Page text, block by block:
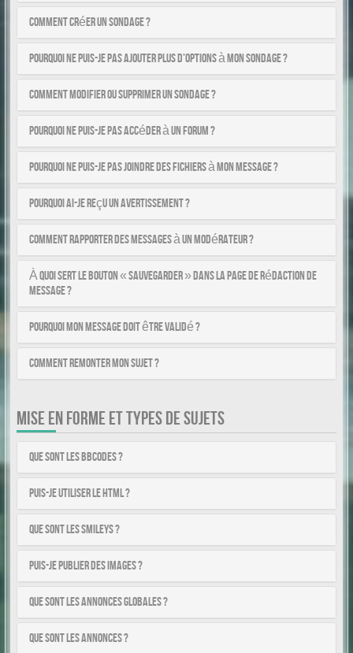
Comment créer un sondage ?
Pourquoi ne puis-je pas ajouter plus d’options à mon sondage ?
Comment modifier ou supprimer un sondage ?
Pourquoi ne puis-je pas accéder à un forum ?
Pourquoi ne puis-je pas joindre des fichiers à mon message ?
Pourquoi ai-je reçu un avertissement ?
Comment rapporter des messages à un modérateur ?
À quoi sert le bouton « Sauvegarder » dans la page de rédaction de
message ?
Pourquoi mon message doit être validé ?
Comment remonter mon sujet ?
MISE EN FORME ET TYPES DE SUJETS
Que sont les BBCodes ?
Puis-je utiliser le HTML ?
Que sont les smileys ?
Puis-je publier des images ?
Que sont les annonces globales ?
Que sont les annonces ?